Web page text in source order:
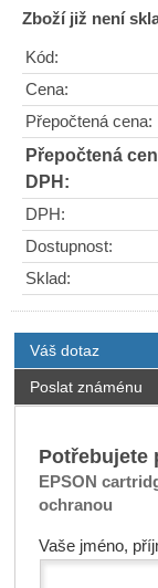
Zboží již není
Kód:
Cena:
Přepočtená cena:
Přepočtená
DPH:
DPH:
Dostupnost:
Sklad:
Váš dotaz
Poslat známénu
Potřebujete
EPSON
ochranou
Vaše jméno,